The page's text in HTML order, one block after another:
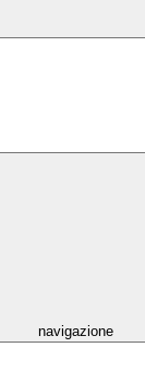
navigazione